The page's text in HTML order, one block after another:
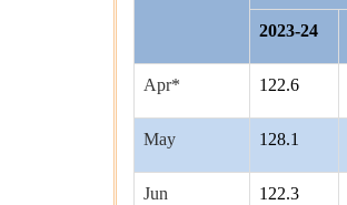
2023-24
Apr* 122.6
May 128.1
Jun 122.3